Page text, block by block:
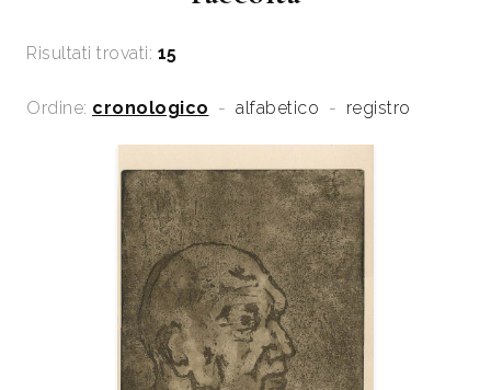
Risultati trovati: 15
Ordine: cronologico - alfabetico - registro